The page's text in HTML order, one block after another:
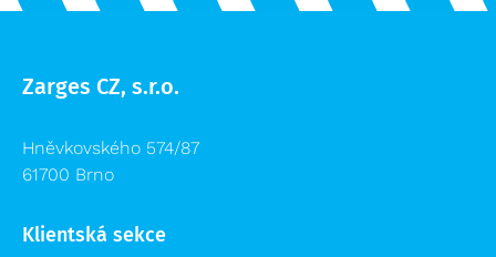
Zarges CZ, s.r.o.
Hněvkovského 574/87
61700 Brno
Klientská sekce